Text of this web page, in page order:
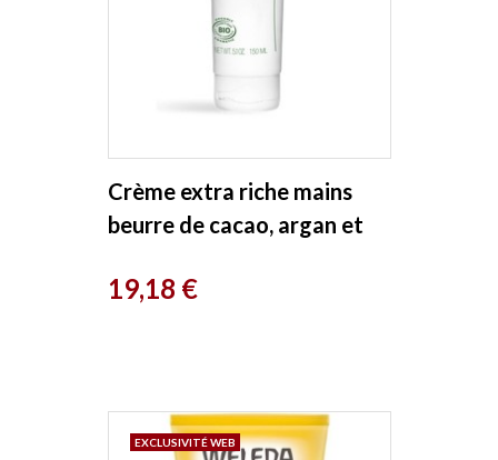
Crème extra riche mains
beurre de cacao, argan et
Prix
19,18 €
EXCLUSIVITÉ WEB